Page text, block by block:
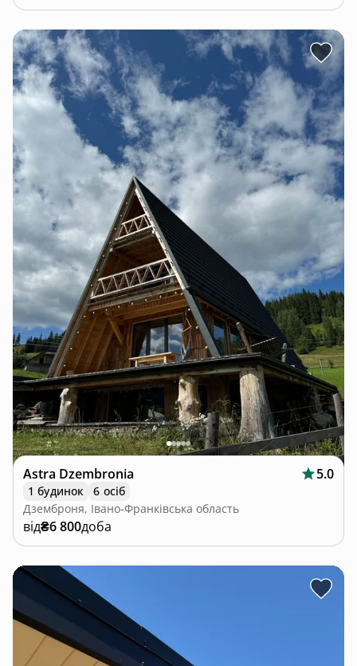
Astra Dzembronia 5.0
1 будинок
6 осіб
Дземброня, Івано-Франківська область
від₴6 800доба